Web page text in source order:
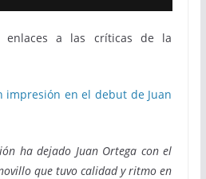
enlaces a las críticas de la
impresión en el debut de Juan
ha dejado Juan Ortega con el
que tuvo calidad y ritmo en